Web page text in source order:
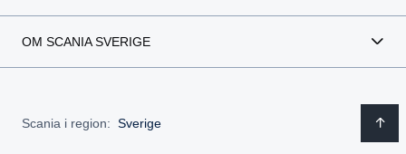
OM SCANIA SVERIGE
Scania i region: Sverige